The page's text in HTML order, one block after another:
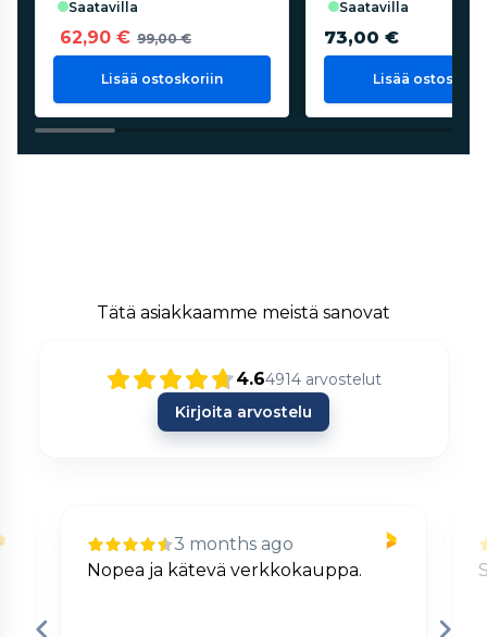
saatavilla
62,90 € 99,00 €
Lisää ostoskoriin
saatavilla
73,00 €
Lisää
Tätä asiakkaamme meistä sanovat
4.64914 arvostelut
Kirjoita arvostelu
3 months ago
Nopea ja kätevä verkkokauppa.